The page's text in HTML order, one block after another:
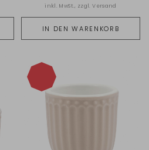
IN DEN WARENKORB
inkl. MwSt., zzgl.Versand